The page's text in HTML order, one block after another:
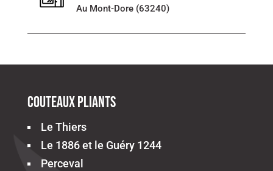
Au Mont-Dore (63240)
Couteaux pliants
Le Thiers
Le 1886 et le Guéry 1244
Perceval